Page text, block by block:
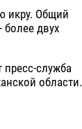
икру. Общий
двух
служба
области.